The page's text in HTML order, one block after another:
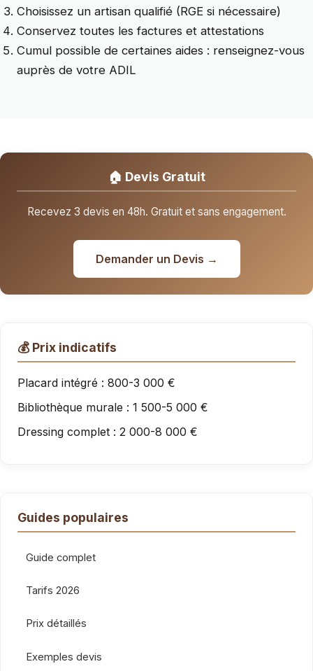
Choisissez un artisan qualifié (RGE si nécessaire)
Conservez toutes les factures et attestations
Cumul possible de certaines aides : renseignez-vous
auprès de votre ADIL
🏠 Devis Gratuit
Recevez 3 devis en 48h. Gratuit et sans engagement.
Demander un Devis →
💰 Prix indicatifs
Placard intégré : 800-3 000 €
Bibliothèque murale : 1 500-5 000 €
Dressing complet : 2 000-8 000 €
Guides populaires
Guide complet
Tarifs 2026
Prix détaillés
Exemples devis